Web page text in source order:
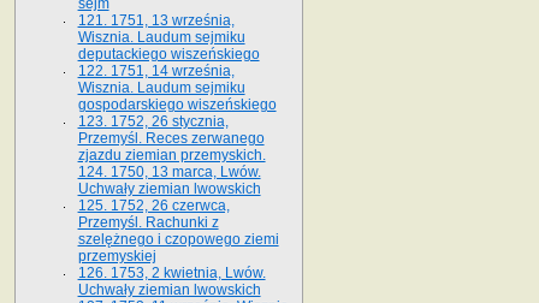
sejm
121. 1751, 13 września,
Wisznia. Laudum sejmiku
deputackiego wiszeńskiego
122. 1751, 14 września,
Wisznia. Laudum sejmiku
gospodarskiego wiszeńskiego
123. 1752, 26 stycznia,
Przemyśl. Reces zerwanego
zjazdu ziemian przemyskich.
124. 1750, 13 marca, Lwów.
Uchwały ziemian lwowskich
125. 1752, 26 czerwca,
Przemyśl. Rachunki z
szelężnego i czopowego ziemi
przemyskiej
126. 1753, 2 kwietnia, Lwów.
Uchwały ziemian lwowskich